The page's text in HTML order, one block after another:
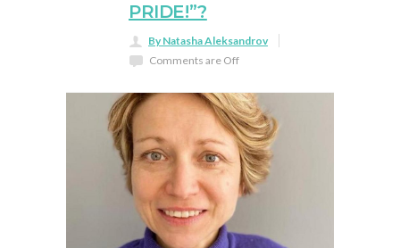
PRIDE!”?
By Natasha Aleksandrov
Comments are Off